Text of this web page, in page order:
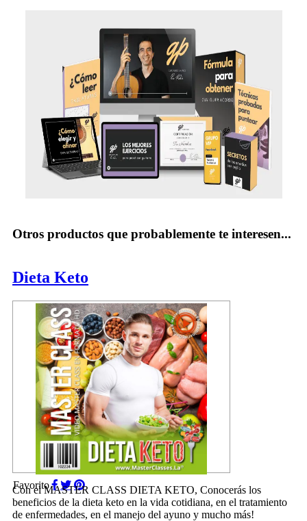
Otros productos que probablemente te interesen...
Dieta Keto
Favorito
Con el MASTER CLASS DIETA KETO, Conocerás los
beneficios de la dieta keto en la vida cotidiana, en el tratamiento
de enfermedades, en el manejo del ayuno y mucho más!